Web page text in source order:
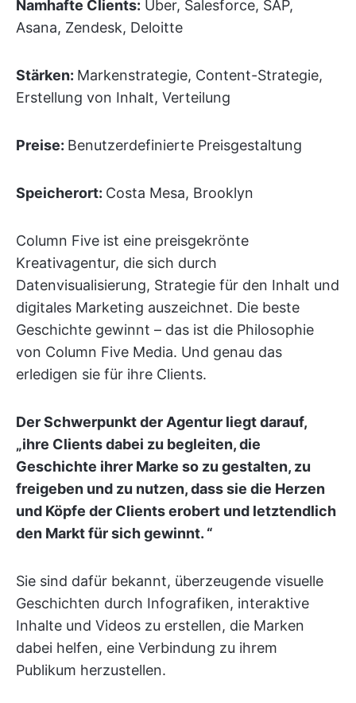
Namhafte Clients: Uber, Salesforce, SAP,
Asana, Zendesk, Deloitte
Stärken: Markenstrategie, Content-Strategie,
Erstellung von Inhalt, Verteilung
Preise: Benutzerdefinierte Preisgestaltung
Speicherort: Costa Mesa, Brooklyn
Column Five ist eine preisgekrönte
Kreativagentur, die sich durch
Datenvisualisierung, Strategie für den Inhalt und
digitales Marketing auszeichnet. Die beste
Geschichte gewinnt – das ist die Philosophie
von Column Five Media. Und genau das
erledigen sie für ihre Clients.
Der Schwerpunkt der Agentur liegt darauf,
„ihre Clients dabei zu begleiten, die
Geschichte ihrer Marke so zu gestalten, zu
freigeben und zu nutzen, dass sie die Herzen
und Köpfe der Clients erobert und letztendlich
den Markt für sich gewinnt. “
Sie sind dafür bekannt, überzeugende visuelle
Geschichten durch Infografiken, interaktive
Inhalte und Videos zu erstellen, die Marken
dabei helfen, eine Verbindung zu ihrem
Publikum herzustellen.